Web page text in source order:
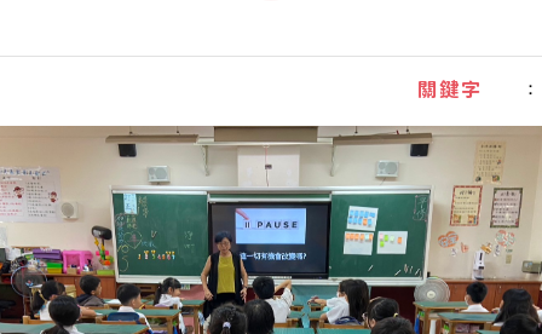
關鍵字 ：